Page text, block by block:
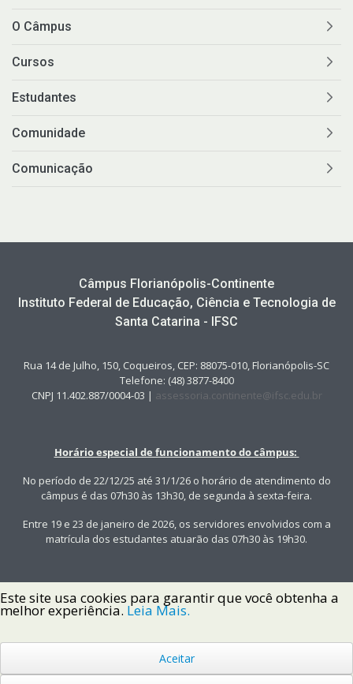
O Câmpus
Cursos
Estudantes
Comunidade
Comunicação
Câmpus Florianópolis-Continente
Instituto Federal de Educação, Ciência e Tecnologia de
Santa Catarina - IFSC
Rua 14 de Julho, 150, Coqueiros, CEP: 88075-010, Florianópolis-SC
Telefone: (48) 3877-8400
CNPJ 11.402.887/0004-03 | assessoria.continente@ifsc.edu.br
Horário especial de funcionamento do câmpus:
No período de 22/12/25 até 31/1/26 o horário de atendimento do
câmpus é das 07h30 às 13h30, de segunda à sexta-feira.
Entre 19 e 23 de janeiro de 2026, os servidores envolvidos com a
matrícula dos estudantes atuarão das 07h30 às 19h30.
Copyright © 2022 Instituto Federal de Santa Catarina IFSC
Todos os Direitos Reservados.
Este site usa cookies para garantir que você obtenha a
melhor experiência. Leia Mais.
Aceitar